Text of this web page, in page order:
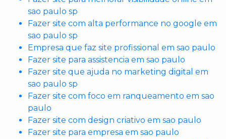
sao paulo sp
Fazer site com alta performance no google em
sao paulo sp
Empresa que faz site profissional em sao paulo
Fazer site para assistencia em sao paulo
Fazer site que ajuda no marketing digital em
sao paulo sp
Fazer site com foco em ranqueamento em sao
paulo
Fazer site com design criativo em sao paulo
Fazer site para empresa em sao paulo